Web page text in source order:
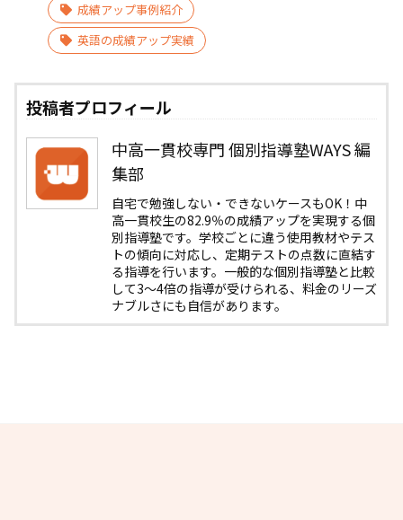
成績アップ事例紹介
英語の成績アップ実績
投稿者プロフィール
中高一貫校専門 個別指導塾WAYS 編
集部
自宅で勉強しない・できないケースもOK！中
高一貫校生の82.9％の成績アップを実現する個
別指導塾です。学校ごとに違う使用教材やテス
トの傾向に対応し、定期テストの点数に直結す
る指導を行います。一般的な個別指導塾と比較
して3〜4倍の指導が受けられる、料金のリーズ
ナブルさにも自信があります。